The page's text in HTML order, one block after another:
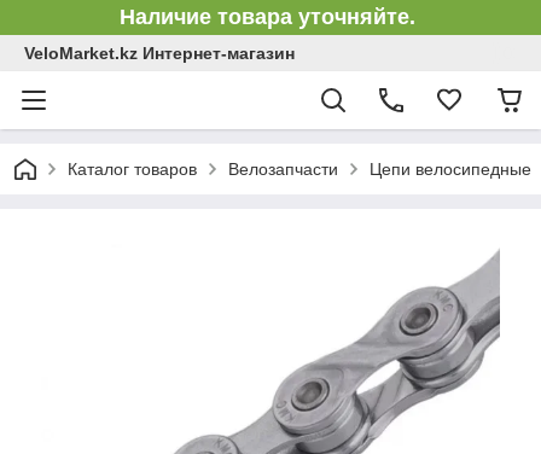
Наличие товара уточняйте.
VeloMarket.kz Интернет-магазин
Каталог товаров Велозапчасти Цепи велосипедные